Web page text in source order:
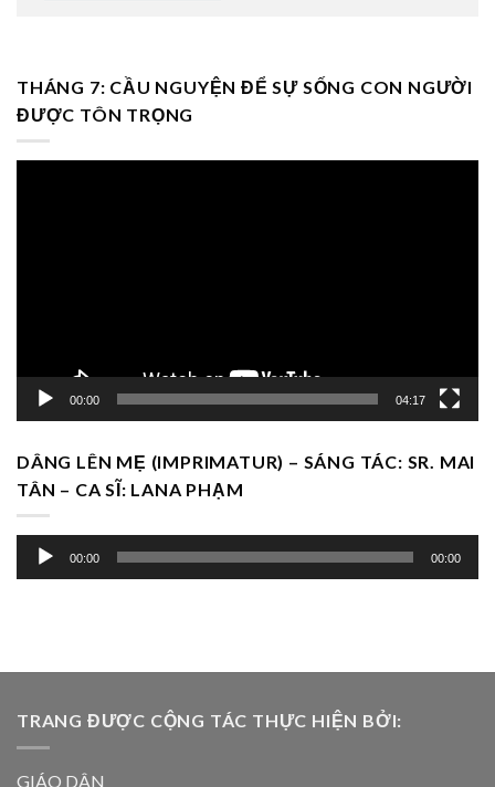
THÁNG 7: CẦU NGUYỆN ĐỂ SỰ SỐNG CON NGƯỜI
ĐƯỢC TÔN TRỌNG
00:00 04:17
DÂNG LÊN MẸ (IMPRIMATUR) – SÁNG TÁC: SR. MAI
TÂN – CA SĨ: LANA PHẠM
Trình
chơi
00:00 00:00
TRANG ĐƯỢC CỘNG TÁC THỰC HIỆN BỞI:
GIÁO DÂN